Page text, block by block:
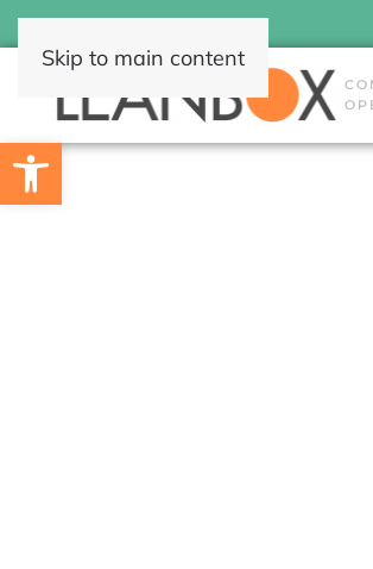
Skip to main content
Open toolbar